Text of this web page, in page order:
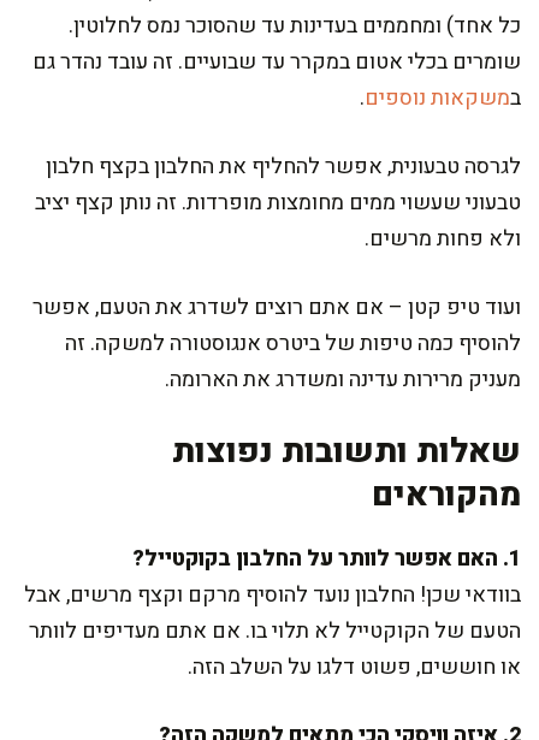
כל אחד) ומחממים בעדינות עד שהסוכר נמס לחלוטין.
שומרים בכלי אטום במקרר עד שבועיים. זה עובד נהדר גם
במשקאות נוספים.
לגרסה טבעונית, אפשר להחליף את החלבון בקצף חלבון
טבעוני שעשוי ממים מחומצות מופרדות. זה נותן קצף יציב
ולא פחות מרשים.
ועוד טיפ קטן – אם אתם רוצים לשדרג את הטעם, אפשר
להוסיף כמה טיפות של ביטרס אנגוסטורה למשקה. זה
מעניק מרירות עדינה ומשדרג את הארומה.
שאלות ותשובות נפוצות
מהקוראים
1. האם אפשר לוותר על החלבון בקוקטייל?
בוודאי שכן! החלבון נועד להוסיף מרקם וקצף מרשים, אבל
הטעם של הקוקטייל לא תלוי בו. אם אתם מעדיפים לוותר
או חוששים, פשוט דלגו על השלב הזה.